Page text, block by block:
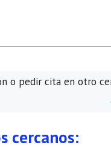
o pedir cita en otro
cercanos: